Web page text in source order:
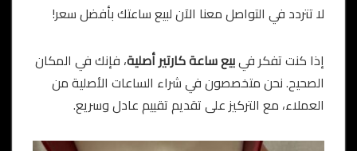
لا تتردد في التواصل معنا الآن لبيع ساعتك بأفضل سعر!
إذا كنت تفكر فيبيع ساعة كارتير أصلية، فإنك في المكان
الصحيح. نحن متخصصون في شراء الساعات الأصلية من
العملاء، مع التركيز على تقديم تقييم عادل وسريع.